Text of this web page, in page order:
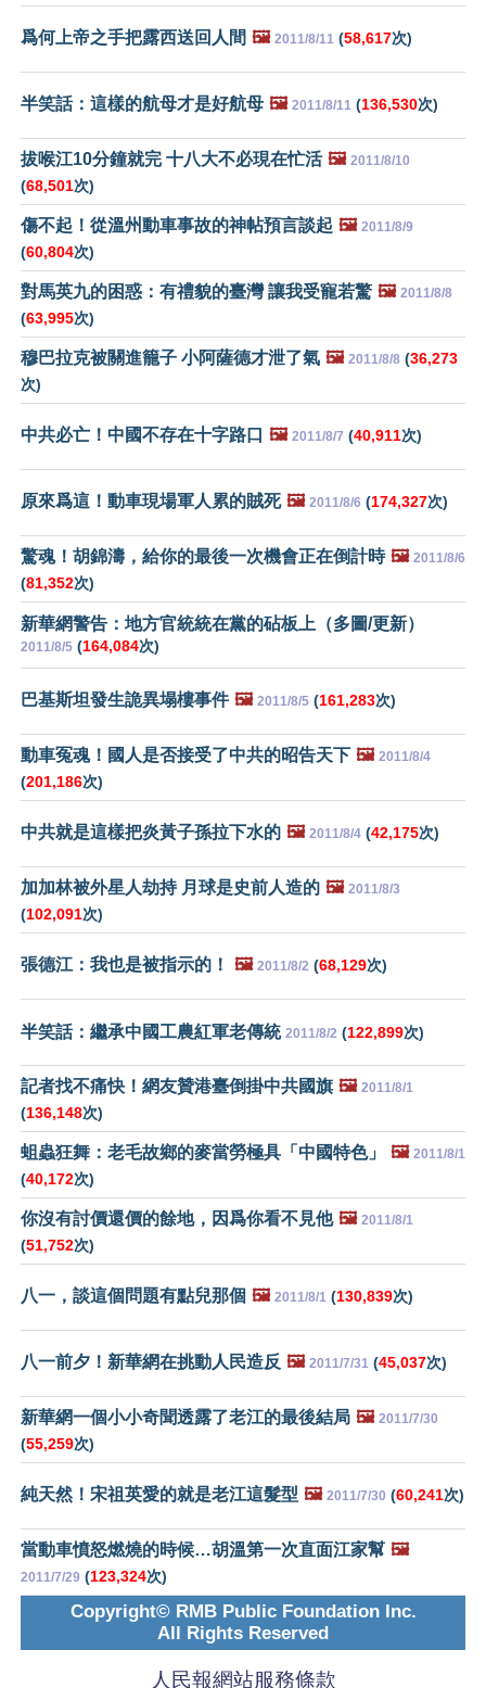
爲何上帝之手把露西送回人間 🖼️ 2011/8/11 (58,617次)
半笑話：這樣的航母才是好航母 🖼️ 2011/8/11 (136,530次)
拔喉江10分鐘就完 十八大不必現在忙活 🖼️ 2011/8/10
(68,501次)
傷不起！從溫州動車事故的神帖預言談起 🖼️ 2011/8/9
(60,804次)
對馬英九的困惑：有禮貌的臺灣 讓我受寵若驚 🖼️ 2011/8/8
(63,995次)
穆巴拉克被關進籠子 小阿薩德才泄了氣 🖼️ 2011/8/8 (36,273
次)
中共必亡！中國不存在十字路口 🖼️ 2011/8/7 (40,911次)
原來爲這！動車現場軍人累的賊死 🖼️ 2011/8/6 (174,327次)
驚魂！胡錦濤，給你的最後一次機會正在倒計時 🖼️ 2011/8/6
(81,352次)
新華網警告：地方官統統在黨的砧板上（多圖/更新）
2011/8/5 (164,084次)
巴基斯坦發生詭異塌樓事件 🖼️ 2011/8/5 (161,283次)
動車冤魂！國人是否接受了中共的昭告天下 🖼️ 2011/8/4
(201,186次)
中共就是這樣把炎黃子孫拉下水的 🖼️ 2011/8/4 (42,175次)
加加林被外星人劫持 月球是史前人造的 🖼️ 2011/8/3
(102,091次)
張德江：我也是被指示的！ 🖼️ 2011/8/2 (68,129次)
半笑話：繼承中國工農紅軍老傳統 2011/8/2 (122,899次)
記者找不痛快！網友贊港臺倒掛中共國旗 🖼️ 2011/8/1
(136,148次)
蛆蟲狂舞：老毛故鄉的麥當勞極具「中國特色」 🖼️ 2011/8/1
(40,172次)
你沒有討價還價的餘地，因爲你看不見他 🖼️ 2011/8/1
(51,752次)
八一，談這個問題有點兒那個 🖼️ 2011/8/1 (130,839次)
八一前夕！新華網在挑動人民造反 🖼️ 2011/7/31 (45,037次)
新華網一個小小奇聞透露了老江的最後結局 🖼️ 2011/7/30
(55,259次)
純天然！宋祖英愛的就是老江這髮型 🖼️ 2011/7/30 (60,241次)
當動車憤怒燃燒的時候…胡溫第一次直面江家幫 🖼️
2011/7/29 (123,324次)
Copyright© RMB Public Foundation Inc.
All Rights Reserved
人民報網站服務條款